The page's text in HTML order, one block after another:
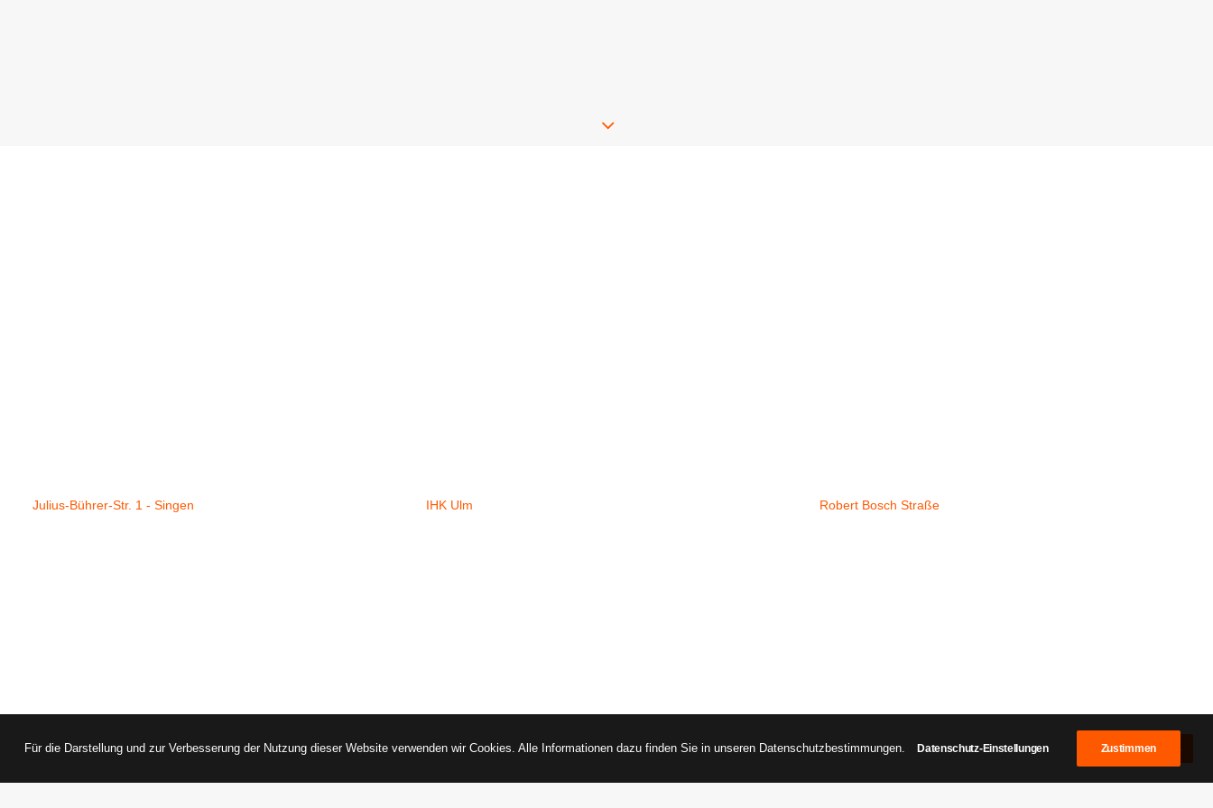
Julius-Bührer-Str. 1 - Singen IHK Ulm Robert Bosch Straße
Für die Darstellung und zur Verbesserung der Nutzung dieser Website verwenden wir Cookies. Alle Informationen dazu finden Sie in unseren Datenschutzbestimmungen. Datenschutz-Einstellungen Zustimmen